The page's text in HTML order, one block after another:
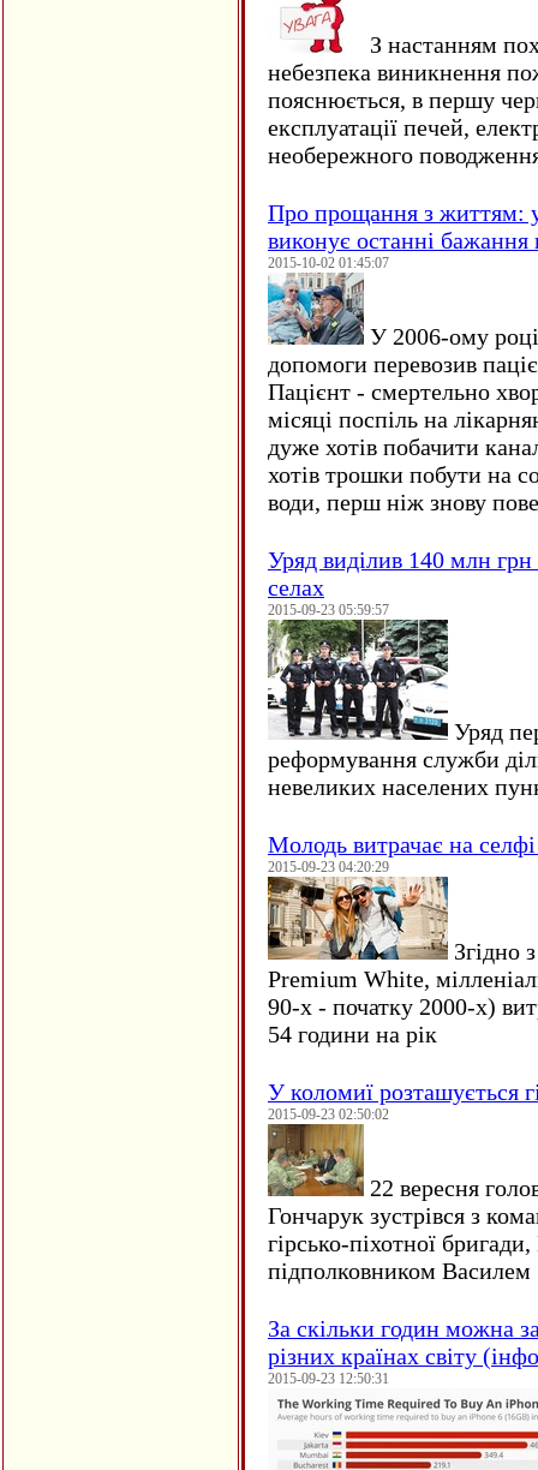
З настанням
небезпека виникнення
пояснюється, в першу
експлуатації печей,
необережного
Про прощання з життям:
виконує останні
2015-10-02 01:45:07
У 2006-ому
допомоги перевозив
Пацієнт - смертельно
місяці поспіль на
дуже хотів побачити
хотів трошки побути на
води, перш ніж знову
Уряд виділив 140 млн
селах
2015-09-23 05:59:57
Уряд
реформування служби
невеликих населених
Молодь витрачає на
2015-09-23 04:20:29
Згідно
Premium White,
90-х - початку 2000-х)
54 години на рік
У коломиї розташується
2015-09-23 02:50:02
22 вересня
Гончарук зустрівся з
гірсько-піхотної
підполковником
За скільки годин можна
різних країнах світу
2015-09-23 12:50:31